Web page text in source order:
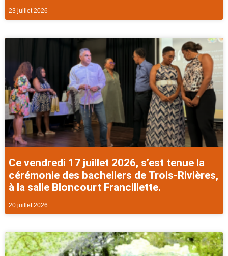
23 juillet 2026
Ce vendredi 17 juillet 2026, s’est tenue la
cérémonie des bacheliers de Trois-Rivières,
à la salle Bloncourt Francillette.
20 juillet 2026